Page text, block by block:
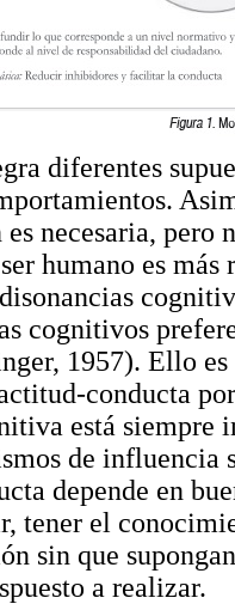
diferentes
necesaria, pero
humano es
cognitivos
1957). Ello
conducta
está siempre
de influencia
depende en
tener el
sin que
a realizar.